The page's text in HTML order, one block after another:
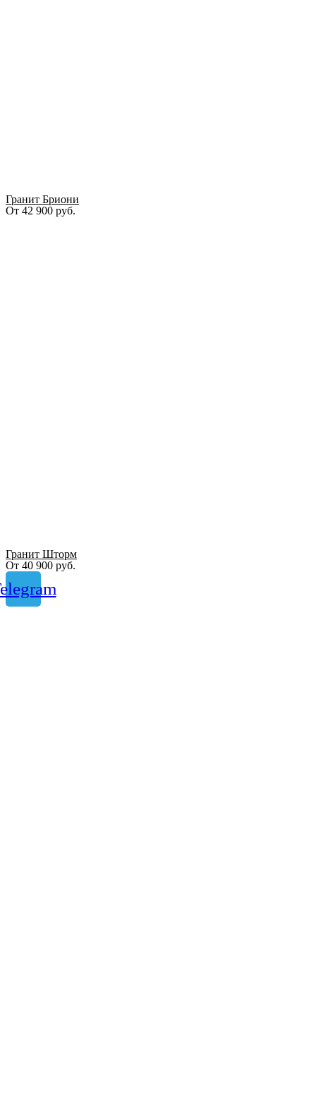
Гранит Бриони
От 42 900 руб.
Гранит Шторм
От 40 900 руб.